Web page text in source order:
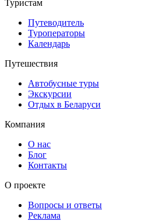
Туристам
Путеводитель
Туроператоры
Календарь
Путешествия
Автобусные туры
Экскурсии
Отдых в Беларуси
Компания
О нас
Блог
Контакты
О проекте
Вопросы и ответы
Реклама